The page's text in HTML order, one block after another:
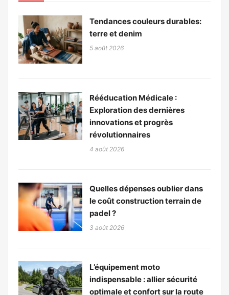
Tendances couleurs durables:
terre et denim
5 août 2026
Rééducation Médicale :
Exploration des dernières
innovations et progrès
révolutionnaires
4 août 2026
Quelles dépenses oublier dans
le coût construction terrain de
padel ?
3 août 2026
L’équipement moto
indispensable : allier sécurité
optimale et confort sur la route